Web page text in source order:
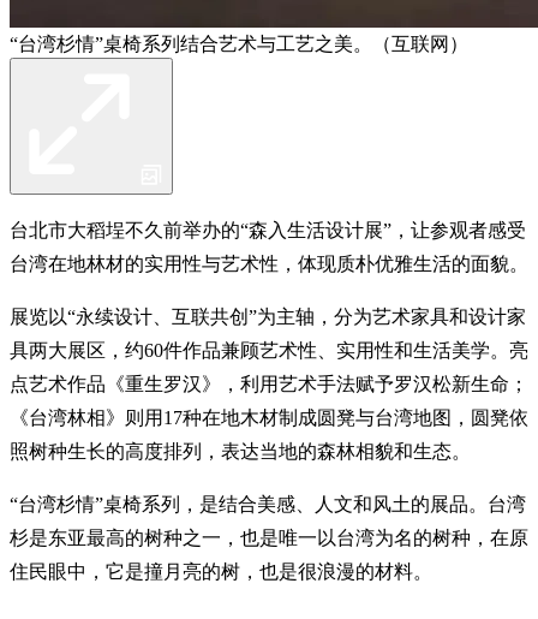
“台湾杉情”桌椅系列结合艺术与工艺之美。（互联网）
台北市大稻埕不久前举办的“森入生活设计展”，让参观者感受
台湾在地林材的实用性与艺术性，体现质朴优雅生活的面貌。
展览以“永续设计、互联共创”为主轴，分为艺术家具和设计家
具两大展区，约60件作品兼顾艺术性、实用性和生活美学。亮
点艺术作品《重生罗汉》，利用艺术手法赋予罗汉松新生命；
《台湾林相》则用17种在地木材制成圆凳与台湾地图，圆凳依
照树种生长的高度排列，表达当地的森林相貌和生态。
“台湾杉情”桌椅系列，是结合美感、人文和风土的展品。台湾
杉是东亚最高的树种之一，也是唯一以台湾为名的树种，在原
住民眼中，它是撞月亮的树，也是很浪漫的材料。